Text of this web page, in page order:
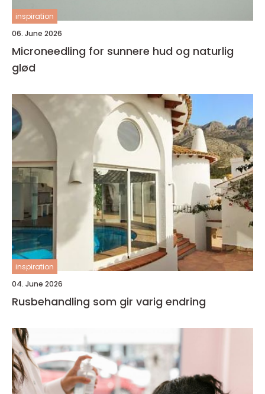
inspiration
06. June 2026
Microneedling for sunnere hud og naturlig
glød
inspiration
04. June 2026
Rusbehandling som gir varig endring